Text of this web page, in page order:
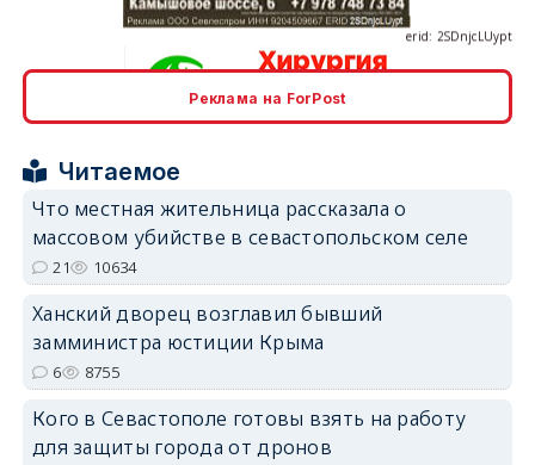
erid: 2SDnjcrDNw6
erid: 2SDnjdPjgYS
Реклама на ForPost
Читаемое
Что местная жительница рассказала о
массовом убийстве в севастопольском селе
21 10634
Ханский дворец возглавил бывший
замминистра юстиции Крыма
6 8755
Кого в Севастополе готовы взять на работу
для защиты города от дронов